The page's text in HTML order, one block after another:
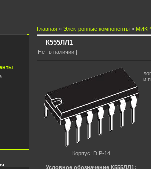
Главная » Электронные компоненты »
К555ЛЛ1
Нет в наличии |
Корпус: DIP-14
и
Условное обозначение К555ЛЛ1: